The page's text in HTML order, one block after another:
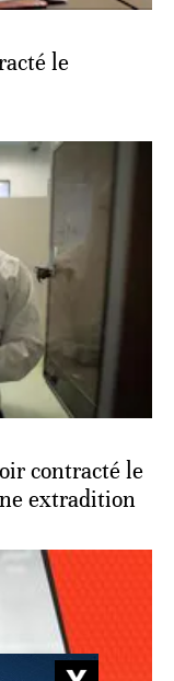
le
contracté le
extradition